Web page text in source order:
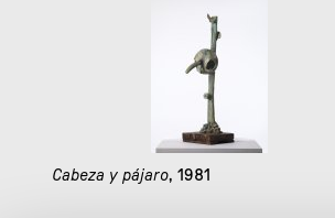
Cabeza y pájaro, 1981